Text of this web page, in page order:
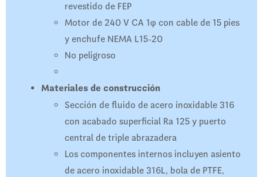
revestido de FEP
Motor de 240 V CA 1φ con cable de 15 pies
y enchufe NEMA L15-20
No peligroso
Materiales de construcción
Sección de fluido de acero inoxidable 316
con acabado superficial Ra 125 y puerto
central de triple abrazadera
Los componentes internos incluyen asiento
de acero inoxidable 316L, bola de PTFE,